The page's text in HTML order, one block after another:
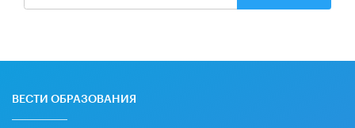
ВЕСТИ ОБРАЗОВАНИЯ